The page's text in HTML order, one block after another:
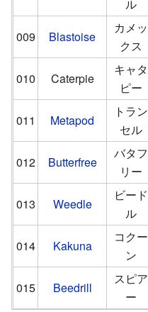
ル
009 Blastoise
カメッ
クス
010 Caterpie
キャタ
ピー
011 Metapod
トラン
セル
012 Butterfree
バタフ
リー
013 Weedle
ビード
ル
014 Kakuna
コクー
ン
015 Beedrill
スピア
ー